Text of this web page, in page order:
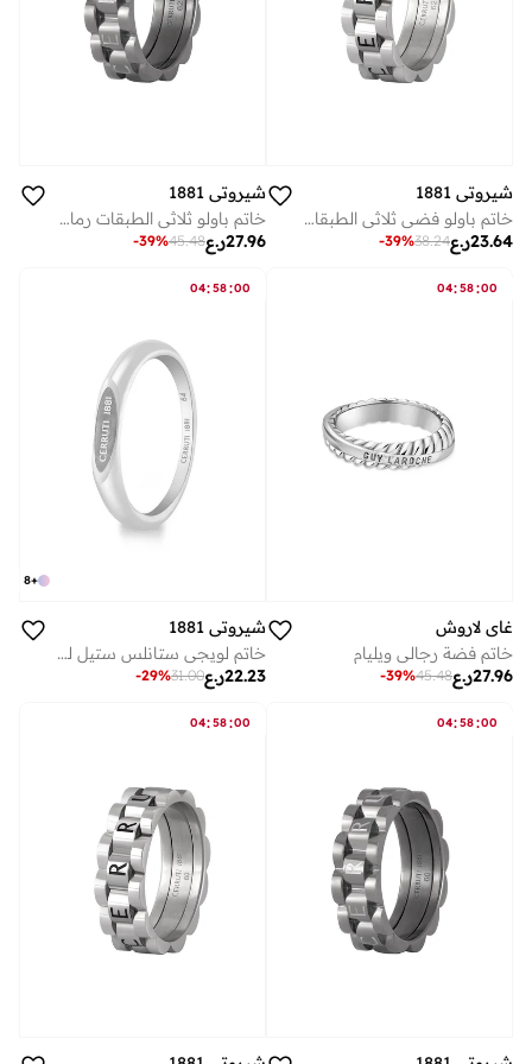
شيروتي 1881
خاتم باولو فضي ثلاثي الطبقات للرجال مقاس
ر.ع23.64
38.24
-39%
شيروتي 1881
خاتم باولو ثلاثي الطبقات رمادي للرجال مقاس ٦٢
ر.ع27.96
45.48
-39%
04:58:00
غاي لاروش
خاتم فضة رجالي ويليام
ر.ع27.96
45.48
-39%
04:58:00
+
8
شيروتي 1881
خاتم لويجي ستانلس ستيل للرجال ٦٤ مم
ر.ع22.23
31.00
-29%
04:58:00
04:58:00